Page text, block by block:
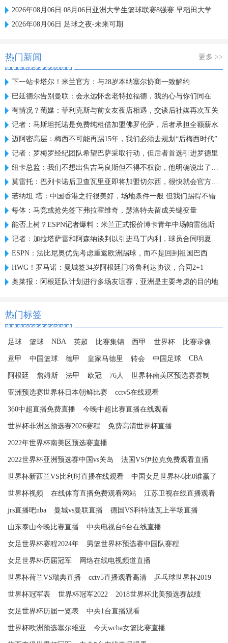
2026年08月06日 08月06日亚洲大学生篮球联赛8强赛 早稻田大学 78 - 71 高丽大学 集锦
2026年08月06日 足球之夜-未来可期
热门新闻 更多 >>
下一站卡塔尔！米兰官方：与28岁本纳塞尔协商一致解约
巴延德尔告别曼联：会永远怀念老特拉福德，我的心与你们同在
有情况？葡媒：菲利克斯与前女友夜店相遇，交谈后社媒再次互关
记者：马斯坦托诺是免费纯租借加盟佛罗伦萨，后者承担全额薪水
迈阿密高层：梅西不可能再踢15年，我们必须去规划“后梅西时代”
记者：罗梅罗经纪团队希望巴萨采取行动，但后者首选引进罗德里
纽卡总监：我们不想出售吉马良斯但不得不权衡，他明确说出了意愿
莫雷托：巴列卡诺后卫查瓦里亚即将加盟切尔西，很快就会官方宣布
若纳坦·塔：中国香港之行很美好，场地条件一般 但我们踢得不错
每体：马竞或抢先签下弗拉霍维奇，瑟洛特去留成关键变量
能否上树？ESPN记者爆料：米兰正式报价博卡青年中场帕雷德斯
记者：加拉塔萨雷和阿森纳谈判以引进马丁内利，球员合同明夏到期
ESPN：法比尼奥优先考虑重返欧洲踢球，而不是回到祖国巴西
HWG！罗马诺：曼城签34岁阿根廷门将鲁利达协议，合同2+1
奥莱报：阿根廷队计划进行多场友谊赛，亚洲是主要考虑的目的地
热门标签
足球 篮球 NBA 英超 比赛集锦 西甲 世界杯 比赛录像
意甲 中国篮球 德甲 皇家马德里 转会 中国足球 CBA
阿根廷 詹姆斯 法甲 欧冠 76人 世界杯南美区预选赛赛制
亚洲预选赛世界杯日本朝鲜比赛 cctv5在线观看
360中超直播免费直播 今晚中超比赛直播在线观看
世界杯非洲区预选赛2026赛程 免费高清世界杯直播
2022年世界杯南美区预选赛直播
2022世界杯亚洲预选赛中国vs关岛 法国VS伊拉克免费观看直播
世界杯新西兰VS比利时直播在线观看 中国女足世界杯6比0谁赢了
世界杯视频 在线体育直播免费观看网站 江苏卫视在线直播观看
jrs直播吧nba 曼城vs曼联直播 德国VS科特迪瓦上半场直播
山东泰山今晚比赛直播 中央电视台6台在线直播
女足世界杯赛程2024年 男篮世界杯预选赛中国队赛程
女足世界杯历届冠军 网络在线电视频道直播
世界杯荷兰VS瑞典直播 cctv5直播观看高清 乒乓球世界杯2019
世界杯冠军表 世界杯冠军2022 2018世界杯北美预选赛战绩
女足世界杯历届一览表 中央1台直播观看
世界杯欧洲预选塞尔维亚 今天wcba女篮比赛直播